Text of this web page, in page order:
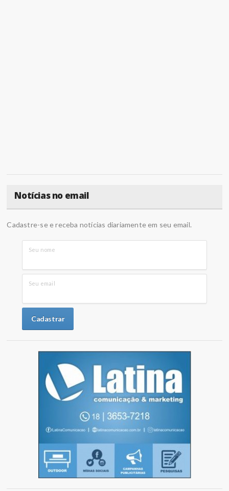
Notícias no email
Cadastre-se e receba notícias diariamente em seu email.
Seu nome
Seu email